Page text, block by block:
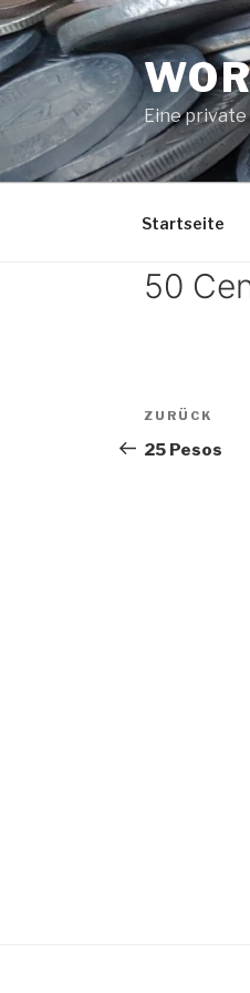
Zum
Inhalt
springen
Eine private
Startseite
50
Beitrags-
Vorheriger
Beitrag
ZURÜCK
25 Pesos